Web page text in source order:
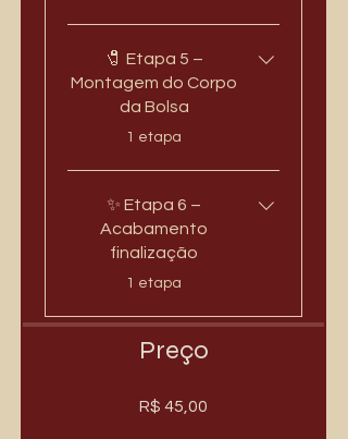
🧷 Etapa 5 –
Montagem do Corpo
da Bolsa
.
1 etapa
✨ Etapa 6 –
Acabamento
finalização
.
1 etapa
Preço
R$ 45,00